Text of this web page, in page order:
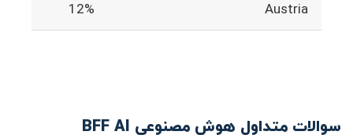
Austria
12%
سوالات متداول هوش مصنوعی BFF AI